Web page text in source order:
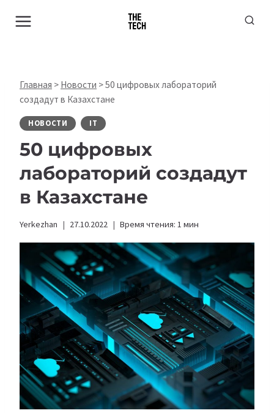
Главная > Новости >50 цифровых лабораторий
создадут в Казахстане
НОВОСТИ IT
50 цифровых
лабораторий создадут
в Казахстане
Yerkezhan 27.10.2022 Время чтения: 1 мин